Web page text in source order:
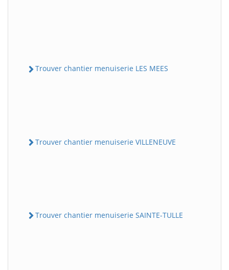
Trouver chantier menuiserie LES MEES
Trouver chantier menuiserie VILLENEUVE
Trouver chantier menuiserie SAINTE-TULLE